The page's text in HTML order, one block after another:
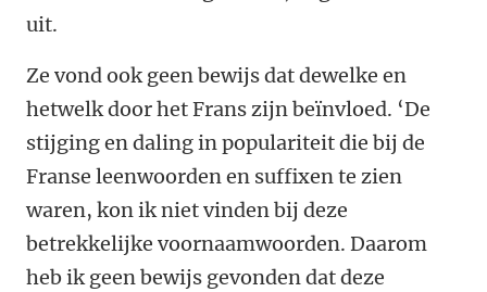
uit.
Ze vond ook geen bewijs dat dewelke en
hetwelk door het Frans zijn beïnvloed. ‘De
stijging en daling in populariteit die bij de
Franse leenwoorden en suffixen te zien
waren, kon ik niet vinden bij deze
betrekkelijke voornaamwoorden. Daarom
heb ik geen bewijs gevonden dat deze